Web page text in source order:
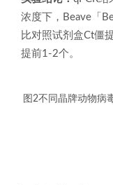
浓度下，Beave「
比对照试剂盒Ct僵
提前1-2个。
图2不同晶牌动物病